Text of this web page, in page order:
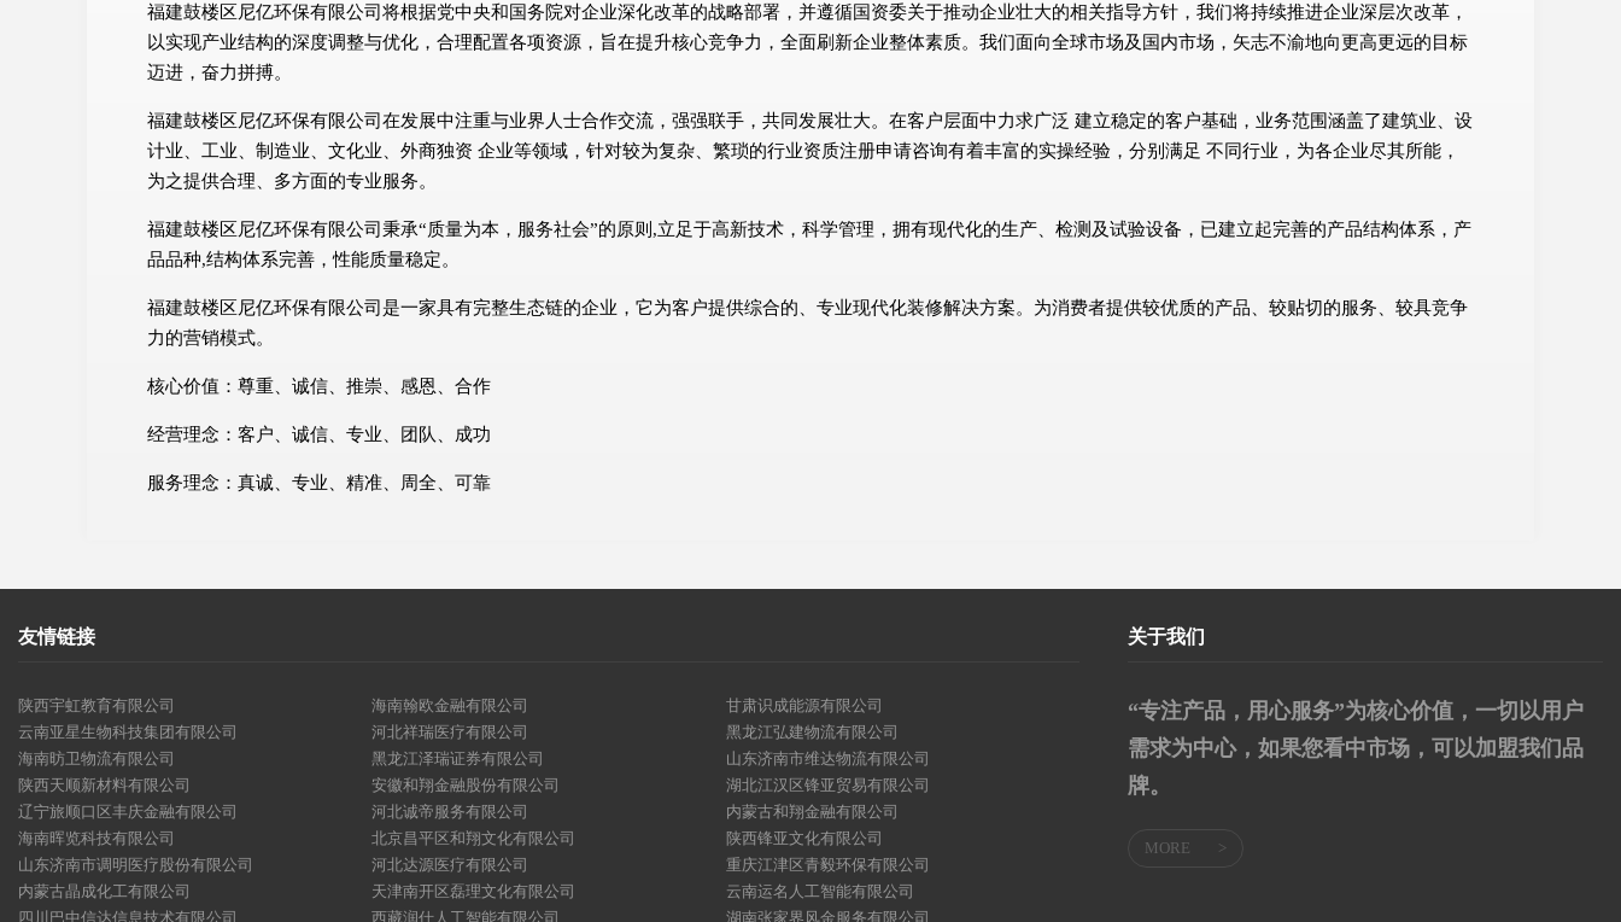
福建鼓楼区尼亿环保有限公司将根据党中央和国务院对企业深化改革的战略部署，并遵循国资委关于推动企业壮大的相关指导方针，我们将持续推进企业深层次改革，
以实现产业结构的深度调整与优化，合理配置各项资源，旨在提升核心竞争力，全面刷新企业整体素质。我们面向全球市场及国内市场，矢志不渝地向更高更远的目标
迈进，奋力拼搏。
福建鼓楼区尼亿环保有限公司在发展中注重与业界人士合作交流，强强联手，共同发展壮大。在客户层面中力求广泛 建立稳定的客户基础，业务范围涵盖了建筑业、设
计业、工业、制造业、文化业、外商独资 企业等领域，针对较为复杂、繁琐的行业资质注册申请咨询有着丰富的实操经验，分别满足 不同行业，为各企业尽其所能，
为之提供合理、多方面的专业服务。
福建鼓楼区尼亿环保有限公司秉承“质量为本，服务社会”的原则,立足于高新技术，科学管理，拥有现代化的生产、检测及试验设备，已建立起完善的产品结构体系，产
品品种,结构体系完善，性能质量稳定。
福建鼓楼区尼亿环保有限公司是一家具有完整生态链的企业，它为客户提供综合的、专业现代化装修解决方案。为消费者提供较优质的产品、较贴切的服务、较具竞争
力的营销模式。
核心价值：尊重、诚信、推崇、感恩、合作
经营理念：客户、诚信、专业、团队、成功
服务理念：真诚、专业、精准、周全、可靠
友情链接
陕西宇虹教育有限公司 海南翰欧金融有限公司
甘肃识成能源有限公司
云南亚星生物科技集团有限公司
河北祥瑞医疗有限公司
黑龙江弘建物流有限公司
海南昉卫物流有限公司
黑龙江泽瑞证券有限公司
山东济南市维达物流有限公司
陕西天顺新材料有限公司
安徽和翔金融股份有限公司
湖北江汉区锋亚贸易有限公司
辽宁旅顺口区丰庆金融有限公司
河北诚帝服务有限公司
内蒙古和翔金融有限公司
海南晖览科技有限公司
北京昌平区和翔文化有限公司
陕西锋亚文化有限公司
山东济南市调明医疗股份有限公司
河北达源医疗有限公司
重庆江津区青毅环保有限公司
内蒙古晶成化工有限公司
天津南开区磊理文化有限公司
云南运名人工智能有限公司
四川巴中信达信息技术有限公司
西藏润仕人工智能有限公司 湖南张家界风金服务有限公司
关于我们
“专注产品，用心服务”为核心价值，一切以用户
需求为中心，如果您看中市场，可以加盟我们品
牌。
MORE >